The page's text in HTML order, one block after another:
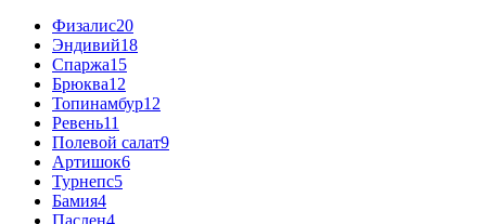
Физалис20
Эндивий18
Спаржа15
Брюква12
Топинамбур12
Ревень11
Полевой салат9
Артишок6
Турнепс5
Бамия4